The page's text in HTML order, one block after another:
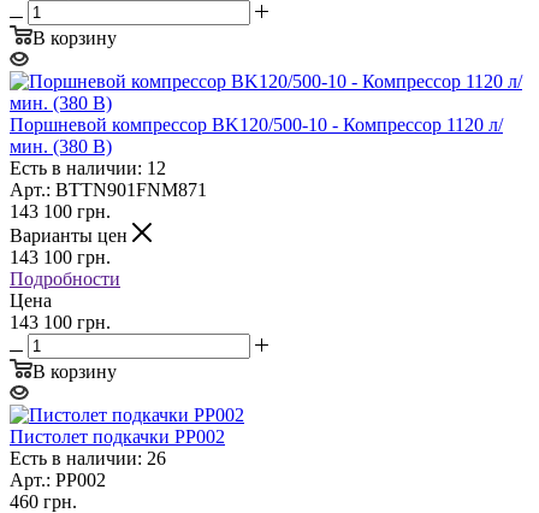
В корзину
Поршневой компрессор BK120/500-10 - Компрессор 1120 л/
мин. (380 В)
Есть в наличии: 12
Арт.: BTTN901FNM871
143 100 грн.
Варианты цен
143 100 грн.
Подробности
Цена
143 100 грн.
В корзину
Пистолет подкачки PP002
Есть в наличии: 26
Арт.: PP002
460 грн.